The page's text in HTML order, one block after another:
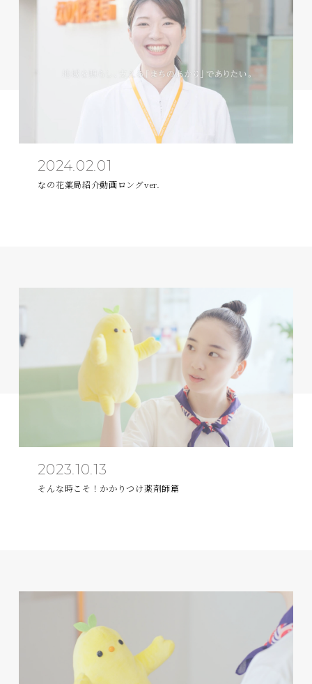
2024.02.01
なの花薬局紹介動画ロングver.
2023.10.13
そんな時こそ！かかりつけ薬剤師篇